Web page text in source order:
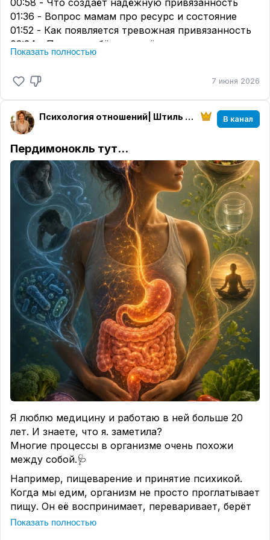
01:36 - Вопрос мамам про ресурс и состояние
01:52 - Как появляется тревожная привязанность
02:24 - Почему ребёнок живёт в напряжении
02:57 - «Только бы меня не бросили»
03:36 - Как это влияет на отношения во взрослом
возрасте
03:58 - Контроль, страх потери, зависимость
04:16 - Почему ты выбираешь одинаковые
Показать полностью
7 июня 2026
Психология отношений| Штиль в душе В канал
Пердимонокль тут...
Я люблю медицину и работаю в ней больше 20
лет. И знаете, что я. заметила?
Многие процессы в организме очень похожи
между собой.🩺
Например, пищеварение и принятие психикой.
Когда мы едим, организм не просто проглатывает
пищу. Он её воспринимает, переваривает, берёт
полезное и избавляется от ненужного.
Показать полностью